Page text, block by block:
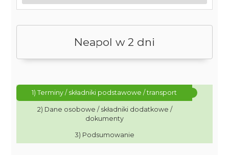
Neapol w 2 dni
1) Terminy / składniki podstawowe / transport
2) Dane osobowe / składniki dodatkowe /
dokumenty
3) Podsumowanie